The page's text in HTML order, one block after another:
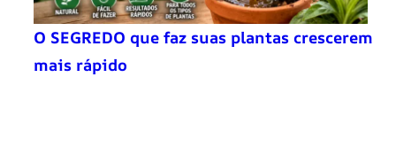
O SEGREDO que faz suas plantas crescerem
mais rápido